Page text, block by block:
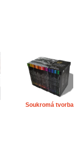
Soukromá tvorba